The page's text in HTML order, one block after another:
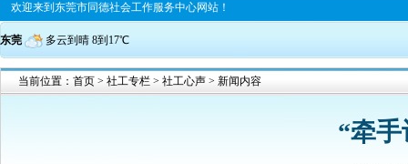
欢迎来到东莞市同德社会工作服务中心网站！
东莞 多云到晴 8到17℃
当前位置： 首页 > 社工专栏 > 社工心声 > 新闻内容
“牵